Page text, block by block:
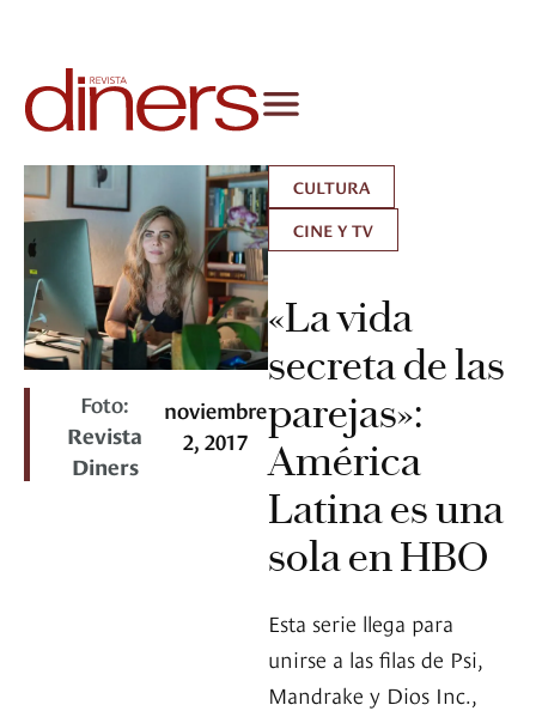
Foto:
Revista
Diners
noviembre
2, 2017
CULTURA
CINE Y TV
«La vida
secreta de las
parejas»:
América
Latina es una
sola en HBO
Esta serie llega para
unirse a las filas de Psi,
Mandrake y Dios Inc.,